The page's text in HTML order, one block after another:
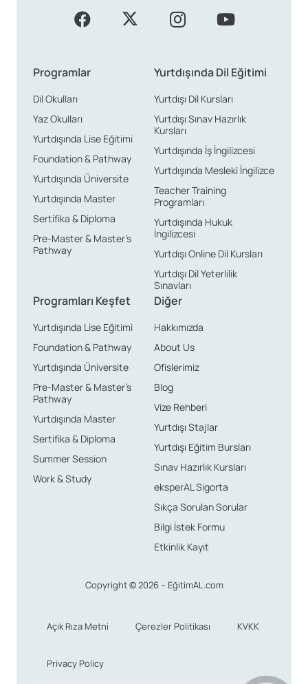
Programlar
Dil Okulları
Yaz Okulları
Yurtdışında Lise Eğitimi
Foundation & Pathway
Yurtdışında Üniversite
Yurtdışında Master
Sertifika & Diploma
Pre-Master & Master’s
Pathway
Yurtdışında Dil Eğitimi
Yurtdışı Dil Kursları
Yurtdışı Sınav Hazırlık
Kursları
Yurtdışında İş İngilizcesi
Yurtdışında Mesleki İngilizce
Teacher Training
Programları
Yurtdışında Hukuk
İngilizcesi
Yurtdışı Online Dil Kursları
Yurtdışı Dil Yeterlilik
Sınavları
Programları Keşfet
Yurtdışında Lise Eğitimi
Foundation & Pathway
Yurtdışında Üniversite
Pre-Master & Master’s
Pathway
Yurtdışında Master
Sertifika & Diploma
Summer Session
Work & Study
Diğer
Hakkımızda
About Us
Ofislerimiz
Blog
Vize Rehberi
Yurtdışı Stajlar
Yurtdışı Eğitim Bursları
Sınav Hazırlık Kursları
eksperAL Sigorta
Sıkça Sorulan Sorular
Bilgi İstek Formu
Etkinlik Kayıt
Copyright © 2026 – EğitimAL.com
Açık Rıza Metni Çerezler Politikası KVKK
Privacy Policy